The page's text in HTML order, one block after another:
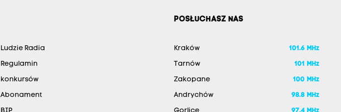
Ludzie Radia
Regulamin
konkursów
Abonament
POSŁUCHASZ NAS
Kraków 101.6 MHz
Tarnów 101 MHz
Zakopane 100 MHz
Andrychów 98.8 MHz